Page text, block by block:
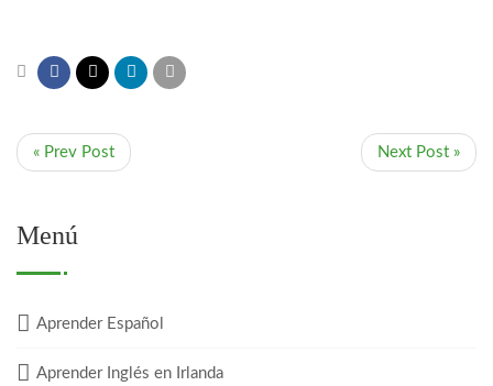
« Prev Post Next Post »
Menú
Aprender Español
Aprender Inglés en Irlanda